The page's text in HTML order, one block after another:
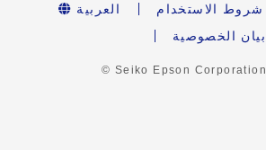
العربية شروط الاستخدام
بيان الخصوصية
© Seiko Epson Corporation